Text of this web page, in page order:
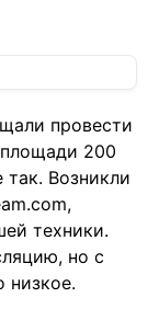
провести
200
Возникли
техники.
но с
низкое.